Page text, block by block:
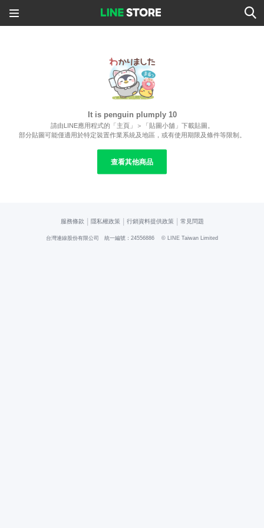
It is penguin plumply 10
請由LINE應用程式的「主頁」＞「貼圖小舖」下載貼圖。
部分貼圖可能僅適用於特定裝置作業系統及地區，或有使用期限及條件等限制。
查看其他商品
服務條款 隱私權政策 行銷資料提供政策 常見問題
台灣連線股份有限公司 統一編號：24556886 © LINE Taiwan Limited